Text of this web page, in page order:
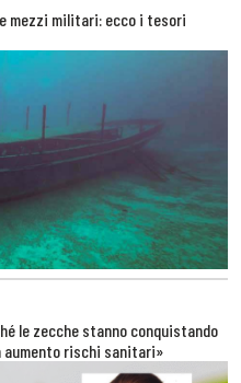
mezzi militari: ecco i tesori
le zecche stanno conquistando
aumento rischi sanitari»